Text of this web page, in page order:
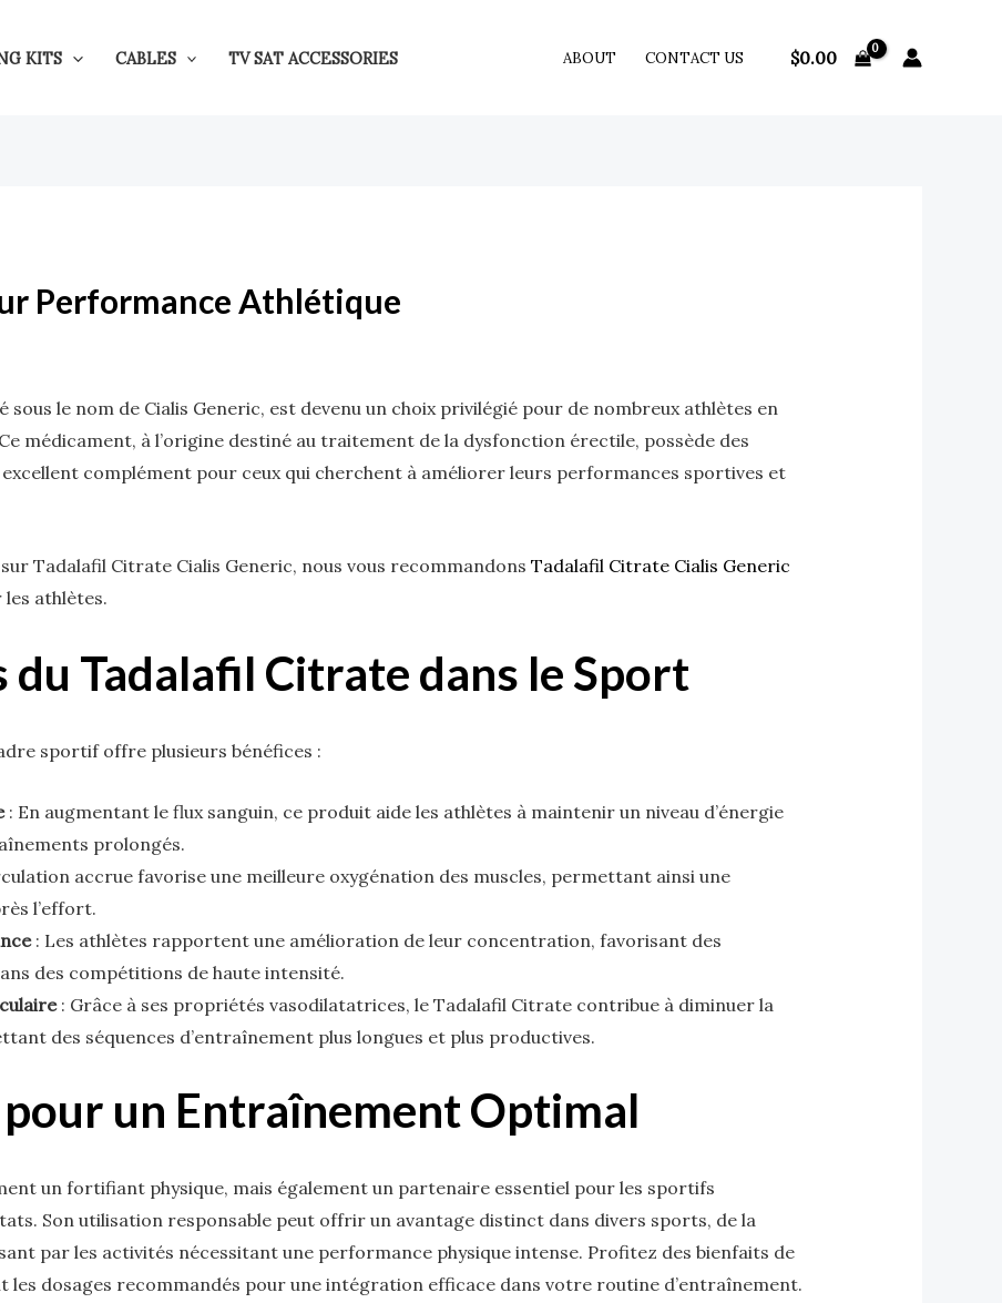
KITS CABLES TV SAT ACCESSORIES ABOUT CONTACT US $0.00
Performance Athlétique
le nom de Cialis Generic, est devenu un choix privilégié pour de nombreux athlètes en
médicament, à l’origine destiné au traitement de la dysfonction érectile, possède des
complément pour ceux qui cherchent à améliorer leurs performances sportives et
Tadalafil Citrate Cialis Generic, nous vous recommandons Tadalafil Citrate Cialis Generic
athlètes.
du Tadalafil Citrate dans le Sport
sportif offre plusieurs bénéfices :
: En augmentant le flux sanguin, ce produit aide les athlètes à maintenir un niveau d’énergie
prolongés.
accrue favorise une meilleure oxygénation des muscles, permettant ainsi une
l’effort.
: Les athlètes rapportent une amélioration de leur concentration, favorisant des
des compétitions de haute intensité.
: Grâce à ses propriétés vasodilatatrices, le Tadalafil Citrate contribue à diminuer la
des séquences d’entraînement plus longues et plus productives.
un Entraînement Optimal
un fortifiant physique, mais également un partenaire essentiel pour les sportifs
Son utilisation responsable peut offrir un avantage distinct dans divers sports, de la
par les activités nécessitant une performance physique intense. Profitez des bienfaits de
dosages recommandés pour une intégration efficace dans votre routine d’entraînement.